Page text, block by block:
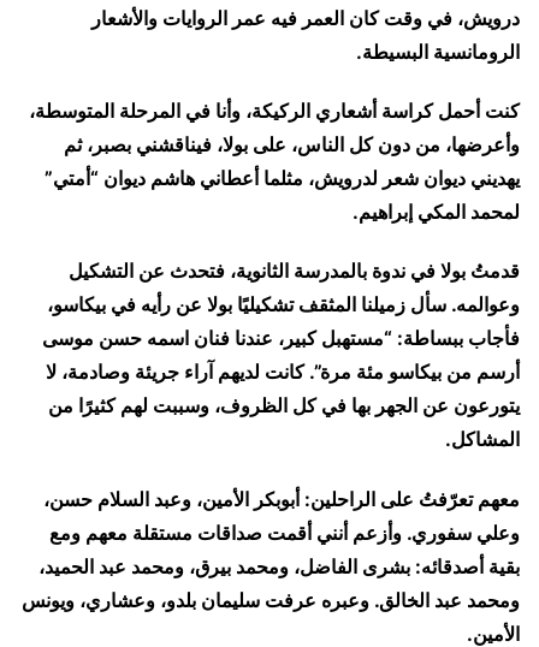
درويش، في وقت كان العمر فيه عمر الروايات والأشعار
الرومانسية البسيطة.
كنت أحمل كراسة أشعاري الركيكة، وأنا في المرحلة المتوسطة،
وأعرضها، من دون كل الناس، على بولا، فيناقشني بصبر، ثم
يهديني ديوان شعر لدرويش، مثلما أعطاني هاشم ديوان “أمتي”
لمحمد المكي إبراهيم.
قدمتُ بولا في ندوة بالمدرسة الثانوية، فتحدث عن التشكيل
وعوالمه. سأل زميلنا المثقف تشكيليًا بولا عن رأيه في بيكاسو،
فأجاب ببساطة: “مستهبل كبير، عندنا فنان اسمه حسن موسى
أرسم من بيكاسو مئة مرة”. كانت لديهم آراء جريئة وصادمة، لا
يتورعون عن الجهر بها في كل الظروف، وسببت لهم كثيرًا من
المشاكل.
معهم تعرّفتُ على الراحلين: أبوبكر الأمين، وعبد السلام حسن،
وعلي سفوري. وأزعم أنني أقمت صداقات مستقلة معهم ومع
بقية أصدقائه: بشرى الفاضل، ومحمد بيرق، ومحمد عبد الحميد،
ومحمد عبد الخالق. وعبره عرفت سليمان بلدو، وعشاري، ويونس
الأمين.